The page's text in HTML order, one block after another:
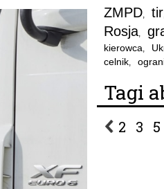
ZMPD, tir
Rosja,
kierowca,
celnik,
Tagi
2 3 5